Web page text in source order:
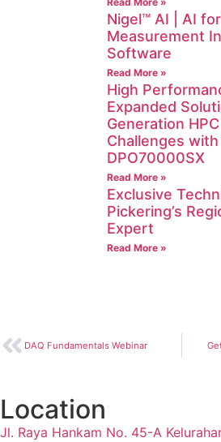
Nigel™ AI | AI
Measurement
Software
Read More »
High
Expanded
Generation
Challenges
DPO70000SX
Read More »
Exclusive
Pickering’s
Expert
Read More »
DAQ Fundamentals Webinar
Location
Jl. Raya Hankam No. 45-A